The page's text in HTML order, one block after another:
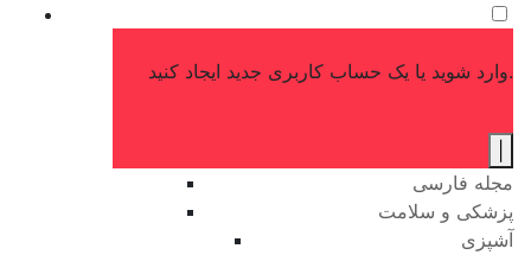
وارد شوید یا یک حساب کاربری جدید ایجاد کنید.
مجله فارسی
پزشکی و سلامت
آشپزی